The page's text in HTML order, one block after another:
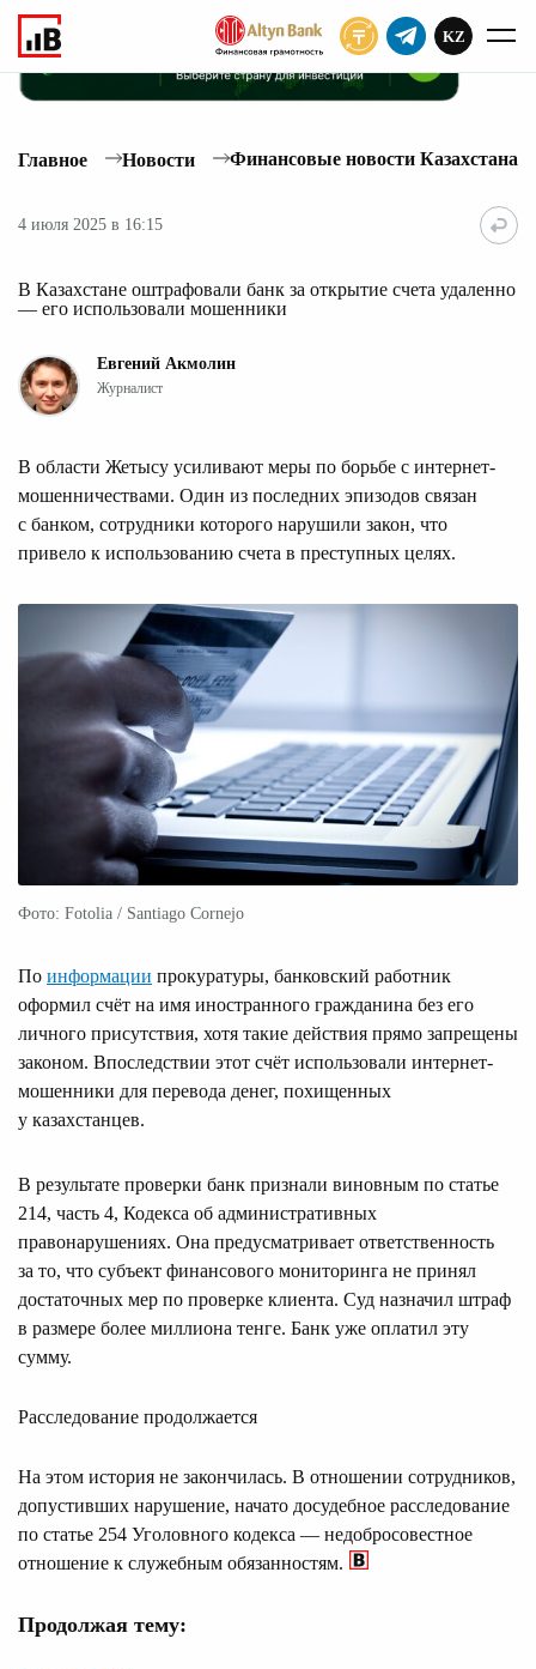
KZ
Главное Новости Финансовые новости Казахстана
4 июля 2025 в 16:15
В Казахстане оштрафовали банк за открытие счета удаленно
— его использовали мошенники
Евгений Акмолин
Журналист
В области Жетысу усиливают меры по борьбе с интернет-
мошенничествами. Один из последних эпизодов связан
с банком, сотрудники которого нарушили закон, что
привело к использованию счета в преступных целях.
Фото: Fotolia / Santiago Cornejo
По информации прокуратуры, банковский работник
оформил счёт на имя иностранного гражданина без его
личного присутствия, хотя такие действия прямо запрещены
законом. Впоследствии этот счёт использовали интернет-
мошенники для перевода денег, похищенных
у казахстанцев.
В результате проверки банк признали виновным по статье
214, часть 4, Кодекса об административных
правонарушениях. Она предусматривает ответственность
за то, что субъект финансового мониторинга не принял
достаточных мер по проверке клиента. Суд назначил штраф
в размере более миллиона тенге. Банк уже оплатил эту
сумму.
Расследование продолжается
На этом история не закончилась. В отношении сотрудников,
допустивших нарушение, начато досудебное расследование
по статье 254 Уголовного кодекса — недобросовестное
отношение к служебным обязанностям.
Продолжая тему: